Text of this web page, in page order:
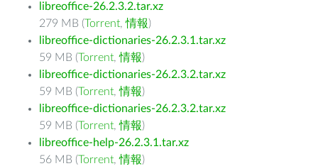
libreoffice-26.2.3.2.tar.xz
279 MB (Torrent,情報)
libreoffice-dictionaries-26.2.3.1.tar.xz
59 MB (Torrent,情報)
libreoffice-dictionaries-26.2.3.2.tar.xz
59 MB (Torrent,情報)
libreoffice-dictionaries-26.2.3.2.tar.xz
59 MB (Torrent,情報)
libreoffice-help-26.2.3.1.tar.xz
56 MB (Torrent,情報)